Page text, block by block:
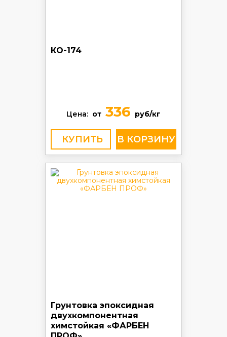
КО-174
Цена: от 336 руб/кг
КУПИТЬ
Грунтовка эпоксидная
двухкомпонентная
химстойкая «ФАРБЕН